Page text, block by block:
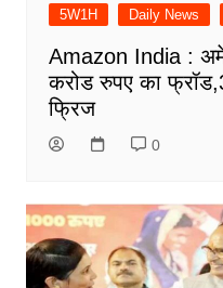
5W1H Daily News
Amazon India :
करोड रुपए का
फ्रिज
0